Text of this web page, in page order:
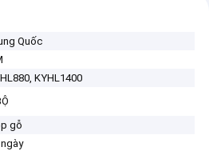
Quốc
KYHL1400
gỗ